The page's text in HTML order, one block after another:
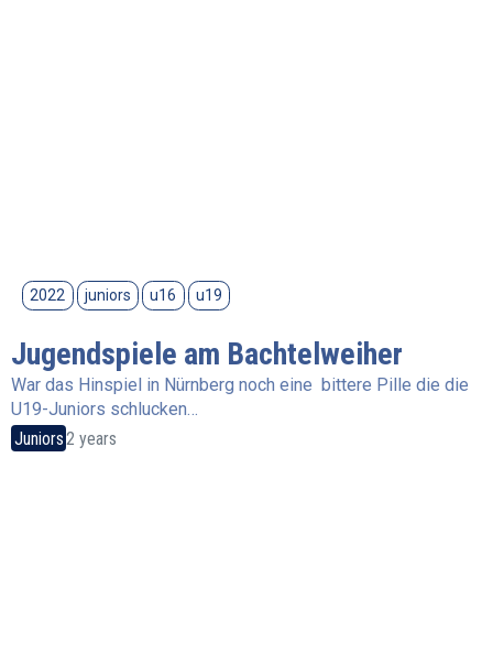
2022 juniors u16 u19
Jugendspiele am Bachtelweiher
War das Hinspiel in Nürnberg noch eine bittere Pille die die
U19-Juniors schlucken…
Juniors2 years